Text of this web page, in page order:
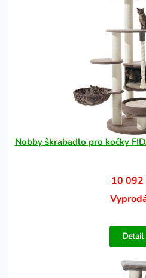
Nobby škrabadlo pro kočky
10 092
Detail